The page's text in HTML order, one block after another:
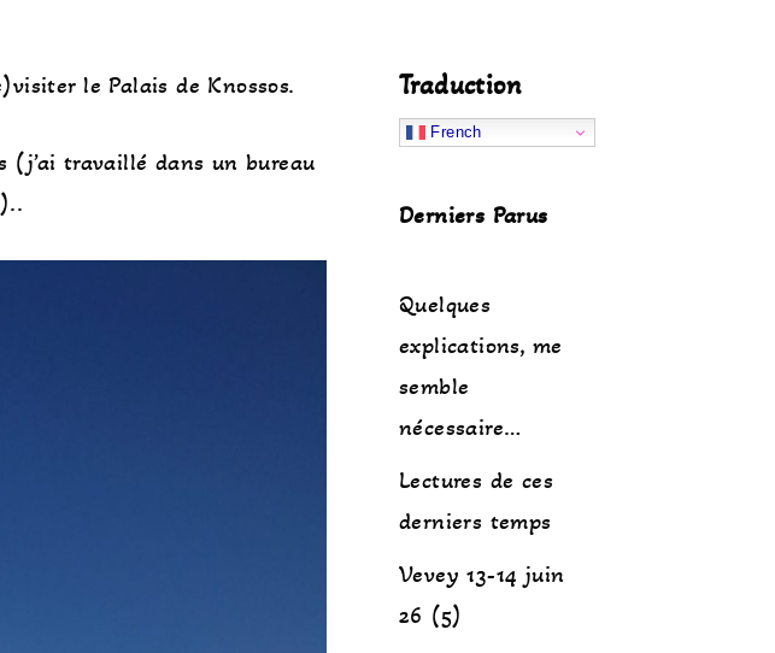
le Palais de Knossos.
(j’ai travaillé dans un bureau
Traduction
French
Derniers Parus
Quelques
explications, me
semble
nécessaire…
Lectures de ces
derniers temps
Vevey 13-14 juin
26 (5)